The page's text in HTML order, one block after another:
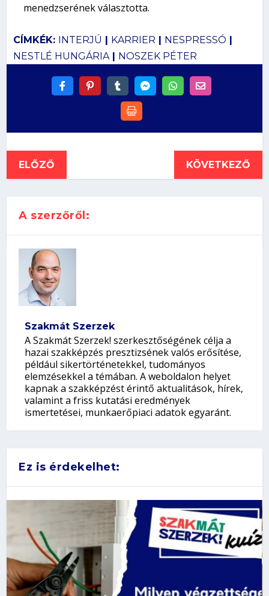
menedzserének választotta.
CÍMKÉK: INTERJÚ | KARRIER | NESPRESSÓ |
NESTLÉ HUNGÁRIA| NOSZEK PÉTER
ELŐZŐ KÖVETKEZŐ
A szerzőről:
Szakmát Szerzek
A Szakmát Szerzek! szerkesztőségének célja a
hazai szakképzés presztizsének valós erősítése,
például sikertörténetekkel, tudományos
elemzésekkel a témában. A weboldalon helyet
kapnak a szakképzést érintő aktualitások, hírek,
valamint a friss kutatási eredmények
ismertetései, munkaerőpiaci adatok egyaránt.
Ez is érdekelhet: